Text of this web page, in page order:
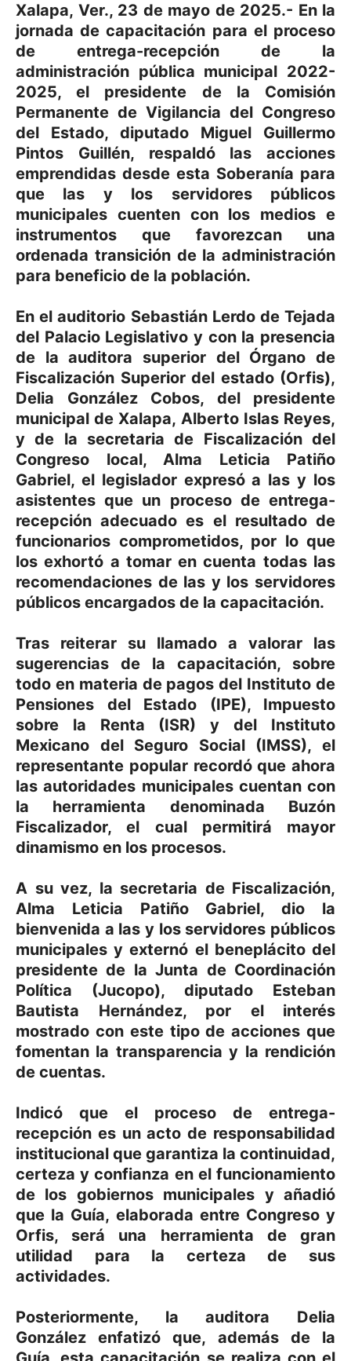
Xalapa, Ver., 23 de mayo de 2025.- En la
jornada de capacitación para el proceso
de entrega-recepción de la
administración pública municipal 2022-
2025, el presidente de la Comisión
Permanente de Vigilancia del Congreso
del Estado, diputado Miguel Guillermo
Pintos Guillén, respaldó las acciones
emprendidas desde esta Soberanía para
que las y los servidores públicos
municipales cuenten con los medios e
instrumentos que favorezcan una
ordenada transición de la administración
para beneficio de la población.
En el auditorio Sebastián Lerdo de Tejada
del Palacio Legislativo y con la presencia
de la auditora superior del Órgano de
Fiscalización Superior del estado (Orfis),
Delia González Cobos, del presidente
municipal de Xalapa, Alberto Islas Reyes,
y de la secretaria de Fiscalización del
Congreso local, Alma Leticia Patiño
Gabriel, el legislador expresó a las y los
asistentes que un proceso de entrega-
recepción adecuado es el resultado de
funcionarios comprometidos, por lo que
los exhortó a tomar en cuenta todas las
recomendaciones de las y los servidores
públicos encargados de la capacitación.
Tras reiterar su llamado a valorar las
sugerencias de la capacitación, sobre
todo en materia de pagos del Instituto de
Pensiones del Estado (IPE), Impuesto
sobre la Renta (ISR) y del Instituto
Mexicano del Seguro Social (IMSS), el
representante popular recordó que ahora
las autoridades municipales cuentan con
la herramienta denominada Buzón
Fiscalizador, el cual permitirá mayor
dinamismo en los procesos.
A su vez, la secretaria de Fiscalización,
Alma Leticia Patiño Gabriel, dio la
bienvenida a las y los servidores públicos
municipales y externó el beneplácito del
presidente de la Junta de Coordinación
Política (Jucopo), diputado Esteban
Bautista Hernández, por el interés
mostrado con este tipo de acciones que
fomentan la transparencia y la rendición
de cuentas.
Indicó que el proceso de entrega-
recepción es un acto de responsabilidad
institucional que garantiza la continuidad,
certeza y confianza en el funcionamiento
de los gobiernos municipales y añadió
que la Guía, elaborada entre Congreso y
Orfis, será una herramienta de gran
utilidad para la certeza de sus
actividades.
Posteriormente, la auditora Delia
González enfatizó que, además de la